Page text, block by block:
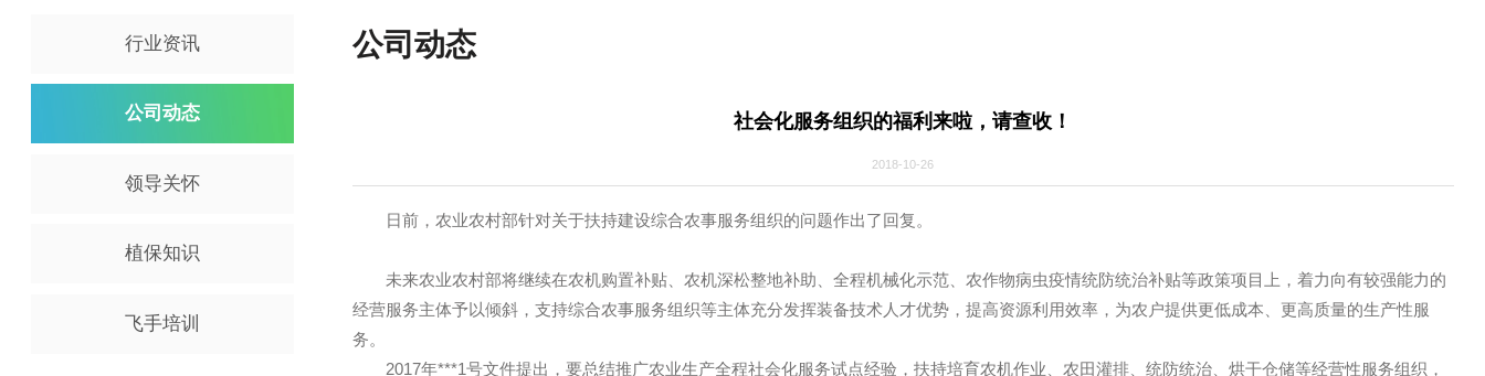
公司动态
领导关怀
植保知识
社会化服务组织的福利来啦，请查收！
日前，农业农村部针对关于扶持建设综合农事服务组织的问题作出了回复。